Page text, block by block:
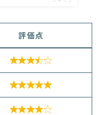
評価点


